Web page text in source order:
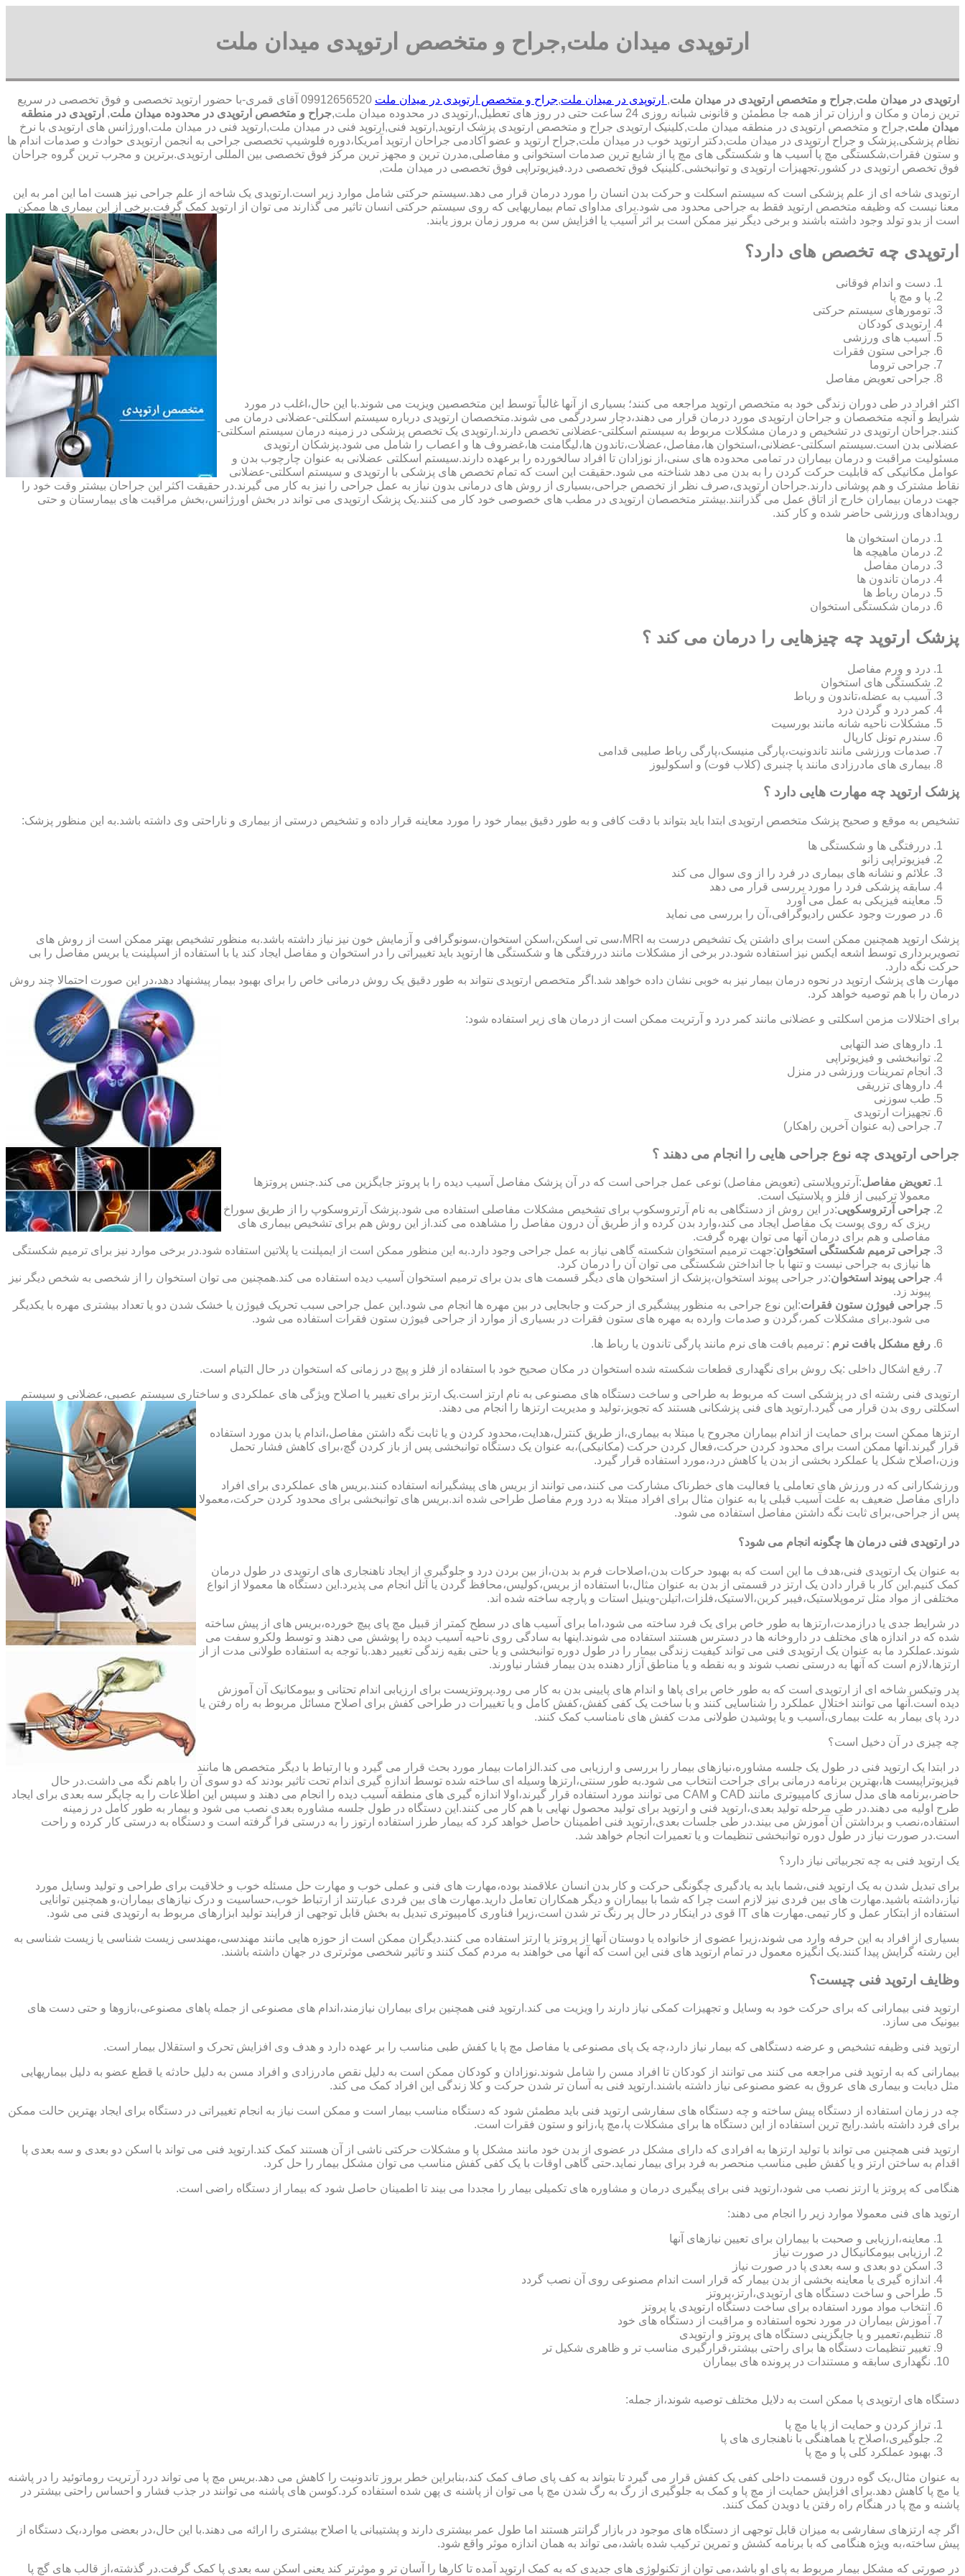
ارتوپدی میدان ملت,جراح و متخصص ارتوپدی میدان ملت
ارتوپدی در میدان ملت,جراح و متخصص ارتوپدی در میدان ملت, ارتوپدی در میدان ملت,جراح و متخصص ارتوپدی در میدان ملت
09912656520 آقای قمری-با حضور ارتوپد تخصصی و فوق تخصصی در سریع
ترین زمان و مکان و ارزان تر از همه جا مطمئن و قانونی شبانه روزی 24 ساعت حتی در روز های تعطیل,ارتوپدی در محدوده میدان ملت,
جراح و متخصص ارتوپدی در محدوده میدان ملت, ارتوپدی در منطقه
میدان ملت,جراح و متخصص ارتوپدی در منطقه میدان ملت,کلینیک ارتوپدی جراح و متخصص ارتوپدی پزشک ارتوپد,ارتوپد فنی,ارتوپد فنی در میدان ملت,ارتوپد فنی در میدان ملت,اورژانس های ارتوپدی با نرخ
نظام پزشکی,پزشک و جراح ارتوپدی در میدان ملت,دکتر ارتوپد خوب در میدان ملت,جراح ارتوپد و عضو آکادمی جراحان ارتوپد آمریکا،دوره فلوشیپ تخصصی جراحی به انجمن ارتوپدی حوادث و صدمات اندام ها
و ستون فقرات,شکستگی مچ پا آسیب ها و شکستگی های مچ پا از شایع ترین صدمات استخوانی و مفاصلی,مدرن ترین و مجهز ترین مرکز فوق تخصصی بین المللی ارتوپدی.برترین ‏و ‏مجرب ‏ترین ‏گروه ‏جراحان
‏فوق ‏تخصص ‏ارتوپدی ‏در ‏کشور.تجهیزات ارتوپدی و توانبخشی.کلینیک فوق تخصصی درد.فیزیوتراپی فوق تخصصی در میدان ملت,
ارتوپدی شاخه ای از علم پزشکی است که سیستم اسکلت و حرکت بدن انسان را مورد درمان قرار می دهد.سیستم حرکتی شامل موارد زیر است.ارتوپدی یک شاخه از علم جراحی نیز هست اما این امر به این
معنا نیست که وظیفه متخصص ارتوپد فقط به جراحی محدود می شود.برای مداوای تمام بیماریهایی که روی سیستم حرکتی انسان تاثیر می گذارند می توان از ارتوپد کمک گرفت.برخی از این بیماری ها ممکن
است از بدو تولد وجود داشته باشند و برخی دیگر نیز ممکن است بر اثر آسیب یا افزایش سن به مرور زمان بروز یابند.
ارتوپدی چه تخصص های دارد؟
دست و اندام فوقانی
پا و مچ پا
تومورهای سیستم حرکتی
ارتوپدی کودکان
آسیب های ورزشی
جراحی ستون فقرات
جراحی تروما
جراحی تعویض مفاصل
اکثر افراد در طی دوران زندگی خود به متخصص ارتوپد مراجعه می کنند؛ بسیاری از آنها غالباً توسط این متخصصین ویزیت می شوند.با این حال،اغلب در مورد
شرایط و آنچه متخصصان و جراحان ارتوپدی مورد درمان قرار می دهند،دچار سردرگمی می شوند.متخصصان ارتوپدی درباره سیستم اسکلتی-عضلانی درمان می
کنند.جراحان ارتوپدی در تشخیص و درمان مشکلات مربوط به سیستم اسکلتی-عضلانی تخصص دارند.ارتوپدی یک تخصص پزشکی در زمینه درمان سیستم اسکلتی-
عضلانی بدن است.سیستم اسکلتی-عضلانی،استخوان ها،مفاصل،عضلات،تاندون ها،لیگامنت ها،غضروف ها و اعصاب را شامل می شود.پزشکان ارتوپدی
مسئولیت مراقبت و درمان بیماران در تمامی محدوده های سنی،از نوزادان تا افراد سالخورده را برعهده دارند.سیستم اسکلتی عضلانی به عنوان چارچوب بدن و
عوامل مکانیکی که قابلیت حرکت کردن را به بدن می دهد شناخته می شود.حقیقت این است که تمام تخصص های پزشکی با ارتوپدی و سیستم اسکلتی-عضلانی
نقاط مشترک و هم پوشانی دارند.جراحان ارتوپدی،صرف نظر از تخصص جراحی،بسیاری از روش های درمانی بدون نیاز به عمل جراحی را نیز به کار می گیرند.در حقیقت اکثر این جراحان بیشتر وقت خود را
جهت درمان بیماران خارج از اتاق عمل می گذرانند.بیشتر متخصصان ارتوپدی در مطب های خصوصی خود کار می کنند.یک پزشک ارتوپدی می تواند در بخش اورژانس،بخش مراقبت های بیمارستان و حتی
رویدادهای ورزشی حاضر شده و کار کند.
درمان استخوان ها
درمان ماهیچه ها
درمان مفاصل
درمان تاندون ها
درمان رباط ها
درمان شکستگی استخوان
پزشک ارتوپد چه چیزهایی را درمان می کند ؟
درد و ورم مفاصل
شکستگی های استخوان
آسیب به عضله،تاندون و رباط
کمر درد و گردن درد
مشکلات ناحیه شانه مانند بورسیت
سندرم تونل کارپال
صدمات ورزشی مانند تاندونیت،پارگی منیسک،پارگی رباط صلیبی قدامی
بیماری های مادرزادی مانند پا چنبری (کلاب فوت) و اسکولیوز
پزشک ارتوپد چه مهارت هایی دارد ؟
تشخیص به موقع و صحیح پزشک متخصص ارتوپدی ابتدا باید بتواند با دقت کافی و به طور دقیق بیمار خود را مورد معاینه قرار داده و تشخیص درستی از بیماری و ناراحتی وی داشته باشد.به این منظور پزشک:
دررفتگی ها و شکستگی ها
فیزیوتراپی زانو
علائم و نشانه های بیماری در فرد را از وی سوال می کند
سابقه پزشکی فرد را مورد بررسی قرار می دهد
معاینه فیزیکی به عمل می آورد
در صورت وجود عکس رادیوگرافی،آن را بررسی می‎ نماید
پزشک ارتوپد همچنین ممکن است برای داشتن یک تشخیص درست به MRI،سی تی اسکن،اسکن استخوان،سونوگرافی و آزمایش خون نیز نیاز داشته باشد.به منظور تشخیص بهتر ممکن است از روش های
تصویربرداری توسط اشعه ایکس نیز استفاده شود.در برخی از مشکلات مانند دررفتگی ها و شکستگی ها ارتوپد باید تغییراتی را در استخوان و مفاصل ایجاد کند یا با استفاده از اسپلینت یا بریس مفاصل را بی
حرکت نگه دارد.
مهارت های پزشک ارتوپد در نحوه درمان بیمار نیز به خوبی نشان داده خواهد شد.اگر متخصص ارتوپدی نتواند به طور دقیق یک روش درمانی خاص را برای بهبود بیمار پیشنهاد دهد،در این صورت احتمالا چند روش
درمان را با هم توصیه خواهد کرد.
برای اختلالات مزمن اسکلتی و عضلانی مانند کمر درد و آرتریت ممکن است از درمان های زیر استفاده شود:
داروهای ضد التهابی
توانبخشی و فیزیوتراپی
انجام تمرینات ورزشی در منزل
داروهای تزریقی
طب سوزنی
تجهیزات ارتوپدی
جراحی (به عنوان آخرین راهکار)
جراحی ارتوپدی چه نوع جراحی هایی را انجام می دهند ؟
تعویض مفاصل:آرتروپلاستی (تعویض مفاصل) نوعی عمل جراحی است که در آن پزشک مفاصل آسیب دیده را با پروتز جایگزین می کند.جنس پروتزها
معمولا ترکیبی از فلز و پلاستیک است.
جراحی آرتروسکوپی:در این روش از دستگاهی به نام آرتروسکوپ برای تشخیص مشکلات مفاصلی استفاده می شود.پزشک آرتروسکوپ را از طریق سوراخ
ریزی که روی پوست یک مفاصل ایجاد می کند،وارد بدن کرده و از طریق آن درون مفاصل را مشاهده می کند.از این روش هم برای تشخیص بیماری های
مفاصلی و هم برای درمان آنها می توان بهره گرفت.
جراحی ترمیم شکستگی استخوان:جهت ترمیم استخوان شکسته گاهی نیاز به عمل جراحی وجود دارد.به این منظور ممکن است از ایمپلنت یا پلاتین استفاده شود.در برخی موارد نیز برای ترمیم شکستگی
ها نیازی به جراحی نیست و تنها با جا انداختن شکستگی می توان آن را درمان کرد.
جراحی پیوند استخوان:در جراحی پیوند استخوان،پزشک از استخوان های دیگر قسمت های بدن برای ترمیم استخوان آسیب دیده استفاده می کند.همچنین می توان استخوان را از شخصی به شخص دیگر نیز
پیوند زد.
جراحی فیوژن ستون فقرات:این نوع جراحی به منظور پیشگیری از حرکت و جابجایی در بین مهره ها انجام می شود.این عمل جراحی سبب تحریک فیوژن یا خشک شدن دو یا تعداد بیشتری مهره با یکدیگر
می شود.برای مشکلات کمر،گردن و صدمات وارده به مهره های ستون فقرات در بسیاری از موارد از جراحی فیوژن ستون فقرات استفاده می شود.
رفع مشکل بافت نرم : ترمیم بافت های نرم مانند پارگی تاندون یا رباط ها.
رفع اشکال داخلی :یک روش برای نگهداری قطعات شکسته شده استخوان در مکان صحیح خود با استفاده از فلز و پیچ در زمانی که استخوان در حال التیام است.
ارتوپدی فنی رشته ای در پزشکی است که مربوط به طراحی و ساخت دستگاه های مصنوعی به نام ارتز است.یک ارتز برای تغییر یا اصلاح ویژگی های عملکردی و ساختاری سیستم عصبی،عضلانی و سیستم
اسکلتی روی بدن قرار می گیرد.ارتوپد های فنی پزشکانی هستند که تجویز،تولید و مدیریت ارتزها را انجام می دهند.
ارتزها ممکن است برای حمایت از اندام بیماران مجروح یا مبتلا به بیماری،از طریق کنترل،هدایت،محدود کردن و یا ثابت نگه داشتن مفاصل،اندام یا بدن مورد استفاده
قرار گیرند.آنها ممکن است برای محدود کردن حرکت،فعال کردن حرکت (مکانیکی)،به عنوان یک دستگاه توانبخشی پس از باز کردن گچ،برای کاهش فشار تحمل
وزن،اصلاح شکل یا عملکرد بخشی از بدن یا کاهش درد،مورد استفاده قرار گیرد.
ورزشکارانی که در ورزش های تعاملی یا فعالیت های خطرناک مشارکت می کنند،می توانند از بریس های پیشگیرانه استفاده کنند.بریس های عملکردی برای افراد
دارای مفاصل ضعیف به علت آسیب قبلی یا به عنوان مثال برای افراد مبتلا به درد ورم مفاصل طراحی شده اند.بریس های توانبخشی برای محدود کردن حرکت،معمولا
پس از جراحی،برای ثابت نگه داشتن مفاصل استفاده می شود.
در ارتوپدی فنی درمان ها چگونه انجام می شود؟
به عنوان یک ارتوپدی فنی،هدف ما این است که به بهبود حرکات بدن،اصلاحات فرم بد بدن،از بین بردن درد و جلوگیری از ایجاد ناهنجاری های ارتوپدی در طول درمان
کمک کنیم.این کار با قرار دادن یک ارتز در قسمتی از بدن به عنوان مثال،با استفاده از بریس،کولیس،محافظ گردن یا آتل انجام می پذیرد.این دستگاه ها معمولا از انواع
مختلفی از مواد مثل ترموپلاستیک،فیبر کربن،الاستیک،فلزات،اتیلن-وینیل استات و پارچه ساخته شده اند.
در شرایط جدی یا درازمدت،ارتزها به طور خاص برای یک فرد ساخته می شود،اما برای آسیب های در سطح کمتر از قبیل مچ پای پیچ خورده،بریس های از پیش ساخته
شده که در اندازه های مختلف در داروخانه ها در دسترس هستند استفاده می شوند.اینها به سادگی روی ناحیه آسیب دیده را پوشش می دهند و توسط ولکرو سفت می
شوند.عملکرد ما به عنوان یک ارتوپدی فنی می تواند کیفیت زندگی بیمار را در طول دوره توانبخشی و یا حتی بقیه زندگی تغییر دهد.با توجه به استفاده طولانی مدت از از
ارتزها،لازم است که آنها به درستی نصب شوند و به نقطه و یا مناطق آزار دهنده بدن بیمار فشار نیاورند.
پدر وتیکس شاخه ای از ارتوپدی است که به طور خاص برای پاها و اندام های پایینی بدن به کار می رود.پروتزیست برای ارزیابی اندام تحتانی و بیومکانیک آن آموزش
دیده است.آنها می توانند اختلال عملکرد را شناسایی کنند و با ساخت یک کفی کفش،کفش کامل و یا تغییرات در طراحی کفش برای اصلاح مسائل مربوط به راه رفتن یا
درد پای بیمار به علت بیماری،آسیب و یا پوشیدن طولانی مدت کفش های نامناسب کمک کنند.
چه چیزی در آن دخیل است؟
در ابتدا یک ارتوپد فنی در طول یک جلسه مشاوره،نیازهای بیمار را بررسی و ارزیابی می کند.الزامات بیمار مورد بحث قرار می گیرد و با ارتباط با دیگر متخصص ها مانند
فیزیوتراپیست ها،بهترین برنامه درمانی برای جراحت انتخاب می شود.به طور سنتی،ارتزها وسیله ای ساخته شده توسط اندازه گیری اندام تحت تاثیر بودند که دو سوی آن را باهم نگه می داشت.در حال
حاضر،برنامه های مدل سازی کامپیوتری مانند CAD و CAM می توانند مورد استفاده قرار گیرند،اولا اندازه گیری های منطقه آسیب دیده را انجام می دهند و سپس این اطلاعات را به چاپگر سه بعدی برای ایجاد
طرح اولیه می دهند.در طی مرحله تولید بعدی،ارتوپد فنی و ارتوپد برای تولید محصول نهایی با هم کار می کنند.این دستگاه در طول جلسه مشاوره بعدی نصب می شود و بیمار به طور کامل در زمینه
استفاده،نصب و برداشتن آن آموزش می بیند.در طی جلسات بعدی،ارتوپد فنی اطمینان حاصل خواهد کرد که بیمار طرز استفاده ارتوز را به درستی فرا گرفته است و دستگاه به درستی کار کرده و راحت
است.در صورت نیاز در طول دوره توانبخشی تنظیمات و یا تعمیرات انجام خواهد شد.
یک ارتوپد فنی به چه تجربیاتی نیاز دارد؟
برای تبدیل شدن به یک ارتوپد فنی،شما باید به یادگیری چگونگی حرکت و کار بدن انسان علاقمند بوده،مهارت های فنی و عملی خوب و مهارت حل مسئله خوب و خلاقیت برای طراحی و تولید وسایل مورد
نیاز،داشته باشید.مهارت های بین فردی نیز لازم است چرا که شما با بیماران و دیگر همکاران تعامل دارید.مهارت های بین فردی عبارتند از ارتباط خوب،حساسیت و درک نیازهای بیماران،و همچنین توانایی
استفاده از ابتکار عمل و کار تیمی.مهارت های IT قوی در اینکار در حال پر رنگ تر شدن است،زیرا فناوری کامپیوتری تبدیل به بخش قابل توجهی از فرایند تولید ابزارهای مربوط به ارتوپدی فنی می شود.
بسیاری از افراد به این حرفه وارد می شوند،زیرا عضوی از خانواده یا دوستان آنها از پروتز یا ارتز استفاده می کنند.دیگران ممکن است از حوزه هایی مانند مهندسی،مهندسی زیست شناسی یا زیست شناسی به
این رشته گرایش پیدا کنند.یک انگیزه معمول در تمام ارتوپد های فنی این است که آنها می خواهند به مردم کمک کنند و تاثیر شخصی موثرتری در جهان داشته باشند.
وظایف ارتوپد فنی چیست؟
ارتوپد فنی بیمارانی که برای حرکت خود به وسایل و تجهیزات کمکی نیاز دارند را ویزیت می کند.ارتوپد فنی همچنین برای بیماران نیازمند،اندام های مصنوعی از جمله پاهای مصنوعی،بازوها و حتی دست های
بیونیک می سازد.
ارتوپد فنی وظیفه تشخیص و عرضه دستگاهی که بیمار نیاز دارد،چه یک پای مصنوعی یا مفاصل مچ پا یا کفش طبی مناسب را بر عهده دارد و هدف وی افزایش تحرک و استقلال بیمار است.
بیمارانی که به ارتوپد فنی مراجعه می کنند می توانند از کودکان تا افراد مسن را شامل شوند.نوزادان و کودکان ممکن است به دلیل نقص مادرزادی و افراد مسن به دلیل حادثه یا قطع عضو به دلیل بیماریهایی
مثل دیابت و بیماری های عروق به عضو مصنوعی نیاز داشته باشند.ارتوپد فنی به آسان تر شدن حرکت و کلا زندگی این افراد کمک می کند.
چه در زمان استفاده از دستگاه پیش ساخته و چه دستگاه های سفارشی ارتوپد فنی باید مطمئن شود که دستگاه مناسب بیمار است و ممکن است نیاز به انجام تغییراتی در دستگاه برای ایجاد بهترین حالت ممکن
برای فرد داشته باشد.رایج ترین استفاده از این دستگاه ها برای مشکلات پا،مچ پا،زانو و ستون فقرات است.
ارتوپد فنی همچنین می تواند با تولید ارتزها به افرادی که دارای مشکل در عضوی از بدن خود مانند مشکل پا و مشکلات حرکتی ناشی از آن هستند کمک کند.ارتوپد فنی می تواند با اسکن دو بعدی و سه بعدی پا
اقدام به ساختن ارتز و یا کفش طبی مناسب منحصر به فرد برای بیمار نماید.حتی گاهی اوقات با یک کفی کفش مناسب می توان مشکل بیمار را حل کرد.
هنگامی که پروتز یا ارتز نصب می شود،ارتوپد فنی برای پیگیری درمان و مشاوره های تکمیلی بیمار را مجددا می بیند تا اطمینان حاصل شود که بیمار از دستگاه راضی است.
ارتوپد های فنی معمولا موارد زیر را انجام می دهند:
معاینه،ارزیابی و صحبت با بیماران برای تعیین نیازهای آنها
ارزیابی بیومکانیکال در صورت نیاز
اسکن دو بعدی و سه بعدی پا در صورت نیاز
اندازه گیری یا معاینه بخشی از بدن بیمار که قرار است اندام مصنوعی روی آن نصب گردد
طراحی و ساخت دستگاه های ارتوپدی،ارتز،پروتز
انتخاب مواد مورد استفاده برای ساخت دستگاه ارتوپدی یا پروتز
آموزش بیماران در مورد نحوه استفاده و مراقبت از دستگاه های خود
تنظیم،تعمیر و یا جایگزینی دستگاه های پروتز و ارتوپدی
تغییر تنظیمات دستگاه ها برای راحتی بیشتر،قرارگیری مناسب تر و ظاهری شکیل تر
نگهداری سابقه و مستندات در پرونده های بیماران
دستگاه های ارتوپدی پا ممکن است به دلایل مختلف توصیه شوند،از جمله:
تراز کردن و حمایت از پا یا مچ پا
جلوگیری،اصلاح یا هماهنگی با ناهنجاری های پا
بهبود عملکرد کلی پا و مچ پا
به عنوان مثال،یک گوه درون قسمت داخلی کفی یک کفش قرار می گیرد تا بتواند به کف پای صاف کمک کند،بنابراین خطر بروز تاندونیت را کاهش می دهد.بریس مچ پا می تواند درد آرتریت روماتوئید را در پاشنه
یا مچ پا کاهش دهد.برای افزایش حمایت از مچ پا و کمک به جلوگیری از رگ به رگ شدن مچ پا می توان از پاشنه ی پهن شده استفاده کرد.کوسن های پاشنه می توانند در جذب فشار و احساس راحتی بیشتر در
پاشنه و مچ پا در هنگام راه رفتن یا دویدن کمک کنند.
اگر چه ارتزهای سفارشی به میزان قابل توجهی از دستگاه های موجود در بازار گرانتر هستند اما طول عمر بیشتری دارند و پشتیبانی یا اصلاح بیشتری را ارائه می دهند.با این حال،در بعضی موارد،یک دستگاه از
پیش ساخته،به ویژه هنگامی که با برنامه کشش و تمرین ترکیب شده باشد،می تواند به همان اندازه موثر واقع شود.
در صورتی که مشکل بیمار مربوط به پای او باشد،می توان از تکنولوژی های جدیدی که به کمک ارتوپد آمده تا کارها را آسان تر و موثرتر کند یعنی اسکن سه بعدی پا کمک گرفت.در گذشته،از قالب های گچ پا